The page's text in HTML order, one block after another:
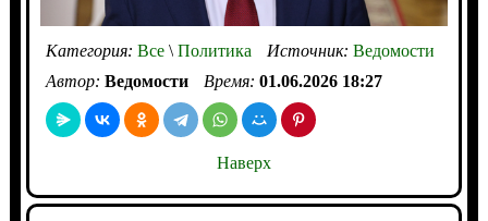
Категория: Все\Политика Источник: Ведомости
Автор: Ведомости Время: 01.06.2026 18:27
Наверх